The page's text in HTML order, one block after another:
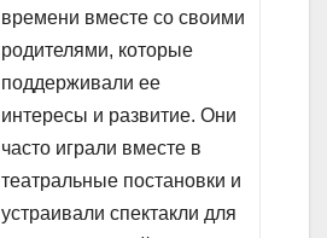
времени вместе со своими
родителями, которые
поддерживали ее
интересы и развитие. Они
часто играли вместе в
театральные постановки и
устраивали спектакли для